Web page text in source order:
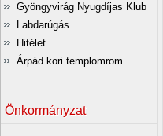
Gyöngyvirág Nyugdíjas Klub
Labdarúgás
Hitélet
Árpád kori templomrom
Önkormányzat